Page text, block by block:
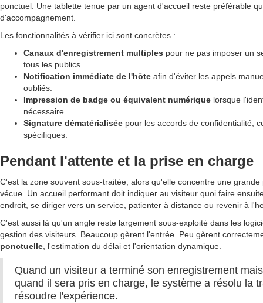
ponctuel. Une tablette tenue par un agent d'accueil reste préférable
d'accompagnement.
Les fonctionnalités à vérifier ici sont concrètes :
Canaux d'enregistrement multiples pour ne pas imposer un
tous les publics.
Notification immédiate de l'hôte afin d'éviter les appels
oubliés.
Impression de badge ou équivalent numérique lorsque
nécessaire.
Signature dématérialisée pour les accords de confidentialité,
spécifiques.
Pendant l'attente et la prise en charge
C'est la zone souvent sous-traitée, alors qu'elle concentre une
vécue. Un accueil performant doit indiquer au visiteur quoi faire
endroit, se diriger vers un service, patienter à distance ou revenir à
C'est aussi là qu'un angle reste largement sous-exploité dans les
gestion des visiteurs. Beaucoup gèrent l'entrée. Peu gèrent
ponctuelle , l'estimation du délai et l'orientation dynamique.
Quand un visiteur a terminé son enregistrement
quand il sera pris en charge, le système a résolu la
résoudre l'expérience.